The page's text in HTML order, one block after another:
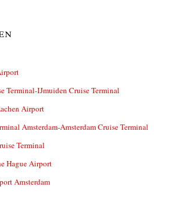
Terminal-IJmuiden Cruise Terminal
Airport
Amsterdam-Amsterdam Cruise Terminal
Terminal
Hague Airport
Amsterdam